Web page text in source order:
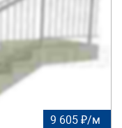
9 605 ₽/м